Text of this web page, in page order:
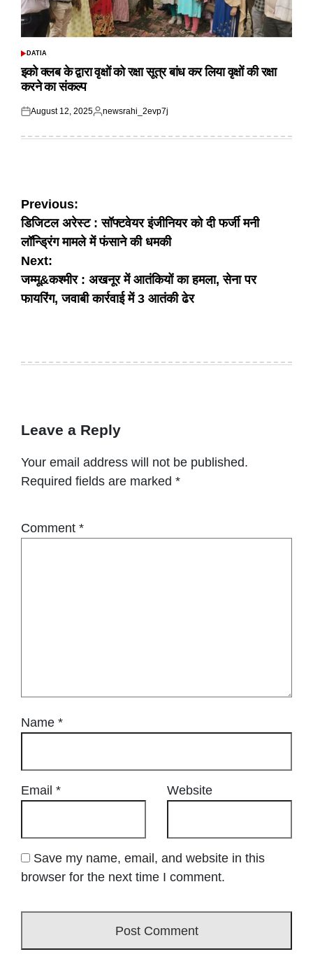
POSTED
DATIA
इको क्लब के द्वारा वृक्षों को रक्षा सूत्र बांध कर लिया वृक्षों की रक्षा
करने का संकल्प
Posted
August 12, 2025
Posted
newsrahi_2evp7j
Post
navigation
Previous:
डिजिटल अरेस्ट : सॉफ्टवेयर इंजीनियर को दी फर्जी मनी
लॉन्ड्रिंग मामले में फंसाने की धमकी
Next:
जम्मू&कश्मीर : अखनूर में आतंकियों का हमला, सेना पर
फायरिंग, जवाबी कार्रवाई में 3 आतंकी ढेर
Leave a Reply
Your email address will not be published.
Required fields are marked *
Comment *
Name *
Email * Website
Save my name, email, and website in this
browser for the next time I comment.